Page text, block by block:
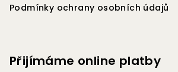
Podmínky ochrany osobních údajů
Přijímáme online platby